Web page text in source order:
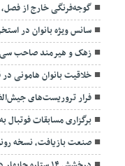
گوجه‌فرنگی خارج از
سانس ویژه بانوان در
زهک و هیرمند صاحب
خلاقیت بانوان هامونی
فرار تروریست‌های
برگزاری مسابقات فوتبال
صنعت بازیافت، نسخه